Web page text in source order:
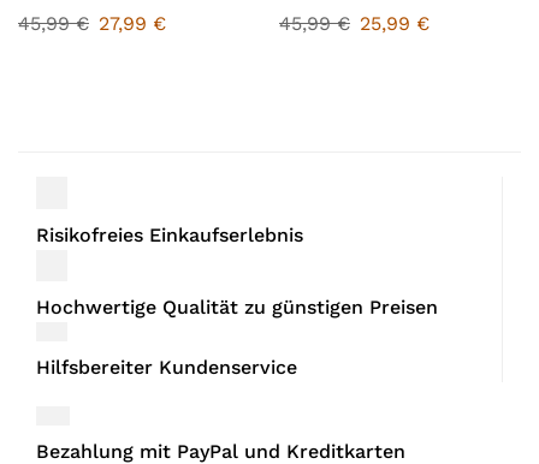
45,99€ 27,99 € 45,99€ 25,99 €
Risikofreies Einkaufserlebnis
Hochwertige Qualität zu günstigen Preisen
Hilfsbereiter Kundenservice
Bezahlung mit PayPal und Kreditkarten